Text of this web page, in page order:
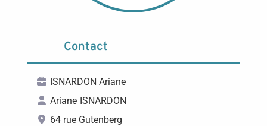
Contact
ISNARDON Ariane
Ariane ISNARDON
64 rue Gutenberg